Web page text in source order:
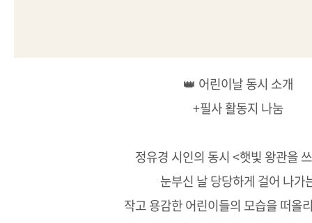
👑 어린이날 동시 소개
+필사 활동지 나눔
정유경 시인의 동시 <햇빛 왕관을
눈부신 날 당당하게 걸어 나가
작고 용감한 어린이들의 모습을 떠올